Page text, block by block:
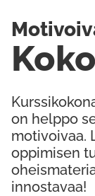
on helppo
motivoivaa.
oppimisen
innostavaa!